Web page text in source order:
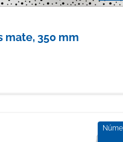
mate, 350 mm